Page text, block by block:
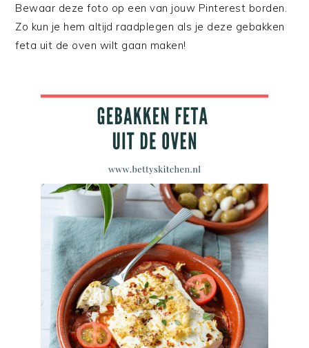
Bewaar deze foto op een van jouw Pinterest borden.
Zo kun je hem altijd raadplegen als je deze gebakken
feta uit de oven wilt gaan maken!